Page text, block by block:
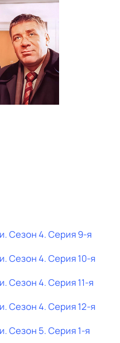
. Сезон 4. Серия 9-я
. Сезон 4. Серия 10-я
. Сезон 4. Серия 11-я
. Сезон 4. Серия 12-я
. Сезон 5. Серия 1-я